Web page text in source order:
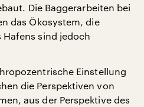
Die Baggerarbeiten bei
das Ökosystem, die
sind jedoch
Einstellung
die Perspektiven von
aus der Perspektive des